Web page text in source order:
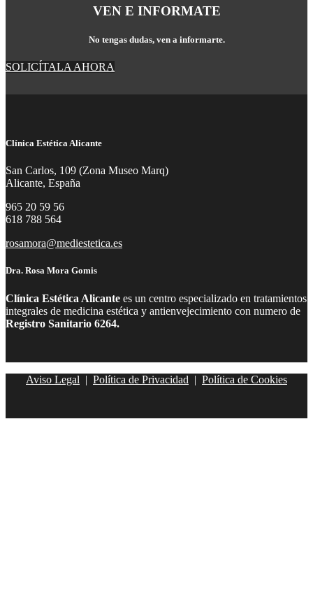
VEN E INFORMATE
No tengas dudas, ven a informarte.
SOLICÍTALA AHORA
Clínica Estética Alicante
San Carlos, 109 (Zona Museo Marq)
Alicante, España
965 20 59 56
618 788 564
rosamora@mediestetica.es
Dra. Rosa Mora Gomis
Clínica Estética Alicante es un centro especializado en tratamientos
integrales de medicina estética y antienvejecimiento con numero de
Registro Sanitario 6264.
Aviso Legal | Política de Privacidad | Política de Cookies